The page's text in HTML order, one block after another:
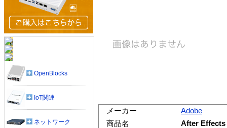
メーカー
Adobe
商品名
After Effects
OpenBlocks
IoT関連
ネットワーク